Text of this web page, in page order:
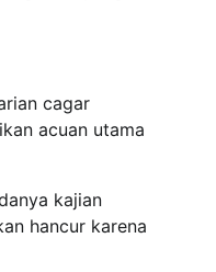
cagar
acuan utama
kajian
hancur karena